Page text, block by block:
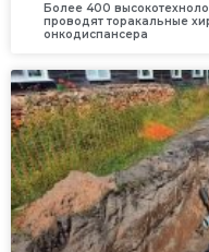
Более 400
проводят торакальные
онкодиспансера